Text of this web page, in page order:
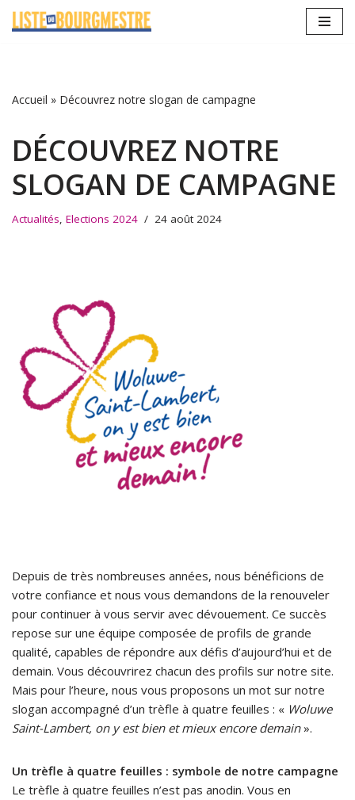
Accueil » Découvrez notre slogan de campagne
DÉCOUVREZ NOTRE
SLOGAN DE CAMPAGNE
Actualités, Elections 2024 24 août 2024
Depuis de très nombreuses années, nous bénéficions de
votre confiance et nous vous demandons de la renouveler
pour continuer à vous servir avec dévouement. Ce succès
repose sur une équipe composée de profils de grande
qualité, capables de répondre aux défis d’aujourd’hui et de
demain. Vous découvrirez chacun des profils sur notre site.
Mais pour l’heure, nous vous proposons un mot sur notre
slogan accompagné d’un trèfle à quatre feuilles : « Woluwe
Saint-Lambert, on y est bien et mieux encore demain».
Un trèfle à quatre feuilles : symbole de notre campagne
Le trèfle à quatre feuilles n’est pas anodin. Vous en